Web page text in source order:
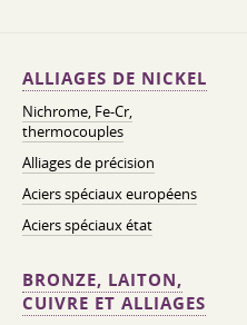
ALLIAGES DE NICKEL
Nichrome, Fe-Cr,
thermocouples
Alliages de précision
Aciers spéciaux européens
Aciers spéciaux état
BRONZE, LAITON,
CUIVRE ET ALLIAGES